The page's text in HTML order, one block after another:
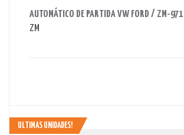
AUTOMÁTICO DE PARTIDA VW FORD / ZM-
ZM
ULTIMAS UNIDADES!